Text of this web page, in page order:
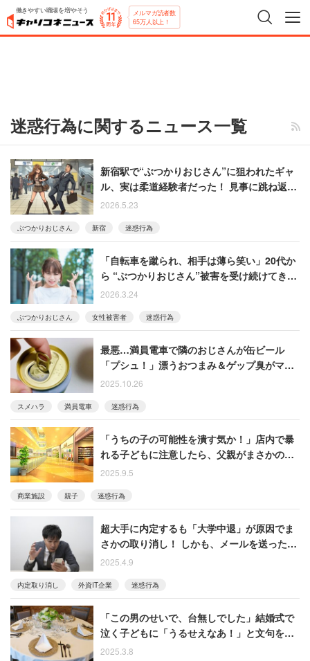
働きやすい職場を増やそう メルマガ読者数
65万人以上！
迷惑行為に関するニュース一覧
新宿駅で“ぶつかりおじさん”に狙われたギャ
ル、実は柔道経験者だった！ 見事に跳ね返し
た女性の回想
2026.5.23
ぶつかりおじさん 新宿 迷惑行為
「自転車を蹴られ、相手は薄ら笑い」20代か
ら “ぶつかりおじさん”被害を受け続けてきた
女性の怒り「これは立派な犯罪です」
2026.3.24
ぶつかりおじさん 女性被害者 迷惑行為
最悪…満員電車で隣のおじさんが缶ビール
「プシュ！」漂うおつまみ＆ゲップ臭がマス
ク貫通「ここの空気は吸いたくない！」気持
2025.10.26
スメハラ 満員電車 迷惑行為
「うちの子の可能性を潰す気か！」店内で暴
れる子どもに注意したら、父親がまさかの逆
ギレ
2025.9.5
商業施設 親子 迷惑行為
超大手に内定するも「大学中退」が原因でま
さかの取り消し！ しかも、メールを送ったら
迷惑クレーマー扱いを受けた男性の怒り
2025.4.9
内定取り消し 外資IT企業 迷惑行為
「この男のせいで、台無しでした」結婚式で
泣く子どもに「うるせえなあ！」と文句を言
う親戚にドン引き
2025.3.8